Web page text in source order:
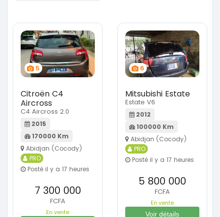
5
Citroën C4
Aircross
C4 Aircross 2.0
2015
170000 Km
Abidjan (Cocody)
PRO
Posté il y a 17 heures
7 300 000
FCFA
En vente
6
Mitsubishi Estate
Estate V6
2012
100000 Km
Abidjan (Cocody)
PRO
Posté il y a 17 heures
5 800 000
FCFA
En vente
Voir détails